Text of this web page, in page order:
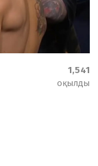
1,541
оқылды